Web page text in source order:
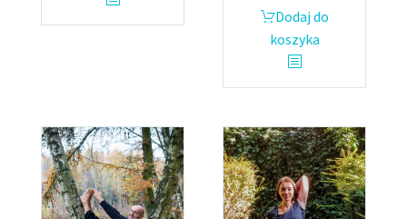
Dodaj do
koszyka